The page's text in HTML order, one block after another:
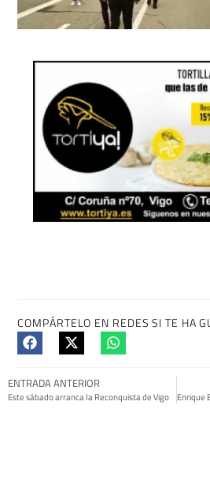
COMPÁRTELO EN REDES SI TE HA
ENTRADA ANTERIOR
Este sábado arranca la Reconquista de Vigo